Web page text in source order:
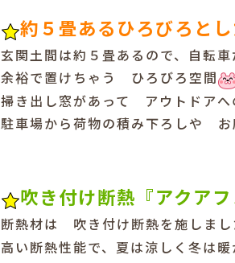
約５畳あるひろびろと
玄関土間は約５畳あるので、自転
余裕で置けちゃう ひろびろ空間
掃き出し窓があって アウトドアへ
駐車場から荷物の積み下ろしや お
吹き付け断熱『アクアフ
断熱材は 吹き付け断熱を施しまし
高い断熱性能で、夏は涼しく冬は